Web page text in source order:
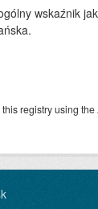
wskaźnik
registry using the